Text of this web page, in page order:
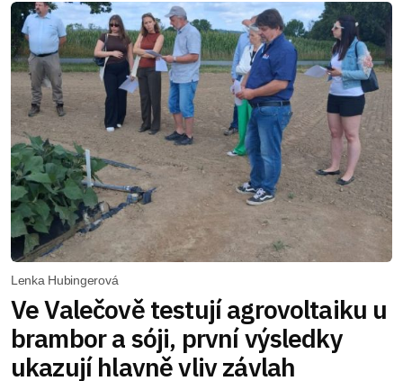
Lenka Hubingerová
Ve Valečově testují agrovoltaiku u
brambor a sóji, první výsledky
ukazují hlavně vliv závlah